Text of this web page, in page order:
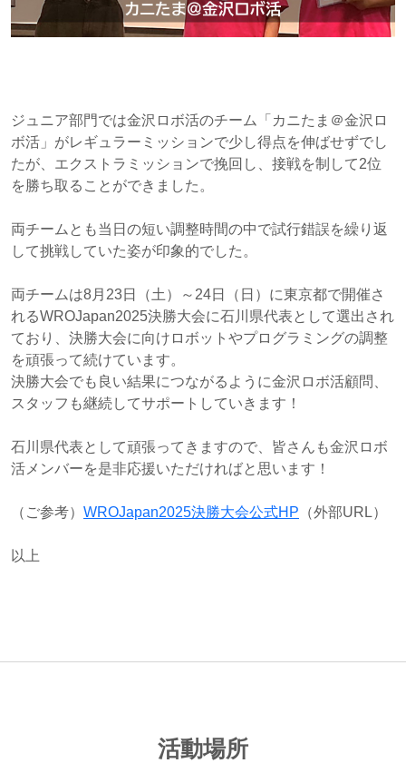
ジュニア部門では金沢ロボ活のチーム「カニたま＠金沢ロ
ボ活」がレギュラーミッションで少し得点を伸ばせずでし
たが、エクストラミッションで挽回し、接戦を制して2位
を勝ち取ることができました。
両チームとも当日の短い調整時間の中で試行錯誤を繰り返
して挑戦していた姿が印象的でした。
両チームは8月23日（土）～24日（日）に東京都で開催さ
れるWROJapan2025決勝大会に石川県代表として選出され
ており、決勝大会に向けロボットやプログラミングの調整
を頑張って続けています。
決勝大会でも良い結果につながるように金沢ロボ活顧問、
スタッフも継続してサポートしていきます！
石川県代表として頑張ってきますので、皆さんも金沢ロボ
活メンバーを是非応援いただければと思います！
（ご参考） WROJapan2025決勝大会公式HP （外部URL）
以上
活動場所